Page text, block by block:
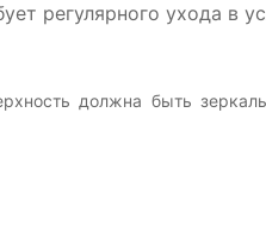
регулярного ухода в
должна быть